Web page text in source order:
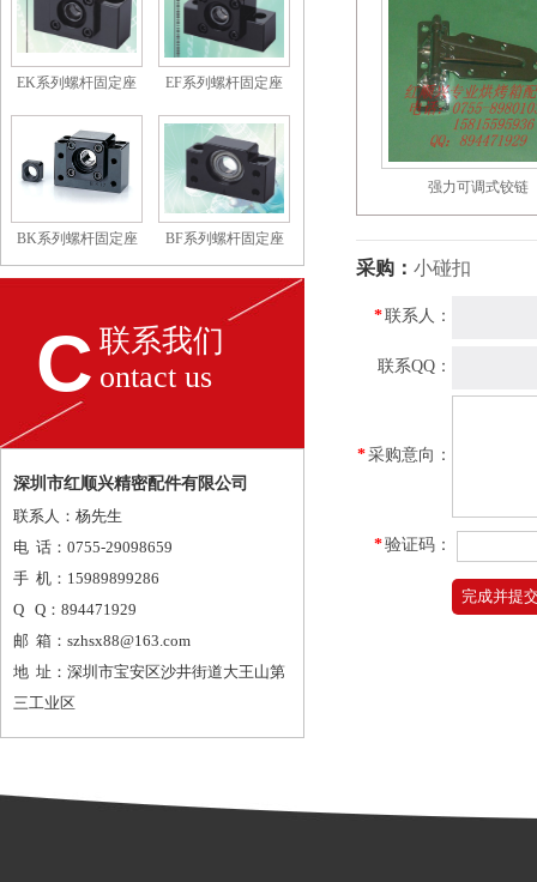
EK系列螺杆固定座 EF系列螺杆固定座
BK系列螺杆固定座 BF系列螺杆固定座
C 联系我们
ontact us
深圳市红顺兴精密配件有限公司
联系人：杨先生
电 话：0755-29098659
手 机：15989899286
Q Q：894471929
邮 箱：szhsx88@163.com
地 址：深圳市宝安区沙井街道大王山第
三工业区
强力可调式铰链
采购： 小碰扣
*联系人：
联系QQ：
*采购意向：
*验证码：